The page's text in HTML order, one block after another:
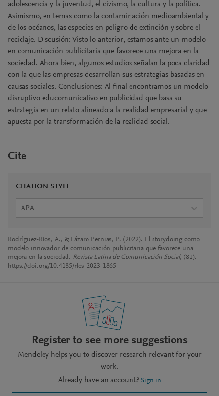
adolescencia y la juventud, el civismo, la cultura y la política.
Asimismo, en temas como la contaminación medioambiental y
de los océanos, las especies en peligro de extinción y sobre el
reciclaje. Discusión: Visto lo anterior, estamos ante un modelo
en comunicación publicitaria que favorece una mejora en la
sociedad. Ahora bien, algunos estudios señalan la poca claridad
con la que las empresas desarrollan sus estrategias basadas en
causas sociales. Conclusiones: Al final encontramos un modelo
disruptivo educomunicativo en publicidad que basa su
estrategia en un relato alineado a la realidad empresarial y que
apuesta por la transformación de la realidad social.
Cite
CITATION STYLE
APA
Rodríguez-Ríos, A., & Lázaro Pernias, P. (2022). El storydoing como
modelo innovador de comunicación publicitaria que favorece una
mejora en la sociedad. Revista Latina de Comunicación Social, (81).
https://doi.org/10.4185/rlcs-2023-1865
Register to see more suggestions
Mendeley helps you to discover research relevant for your
work.
Already have an account? Sign in